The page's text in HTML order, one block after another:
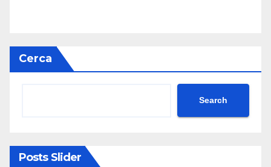
Cerca
Search
Posts Slider